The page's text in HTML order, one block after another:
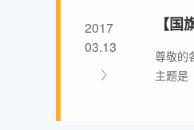
2017
03.13
【
尊敬的
主题是